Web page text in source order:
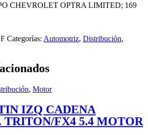
CHEVROLET OPTRA LIMITED; 169
Categorías: Automotriz, Distribución,
, Motor
IZQ CADENA
TRITON/FX4 5.4 MOTOR